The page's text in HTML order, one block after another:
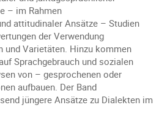
– im Rahmen
attitudinaler Ansätze – Studien
der Verwendung
und Varietäten. Hinzu kommen
Sprachgebrauch und sozialen
von – gesprochenen oder
aufbauen. Der Band
jüngere Ansätze zu Dialekten im